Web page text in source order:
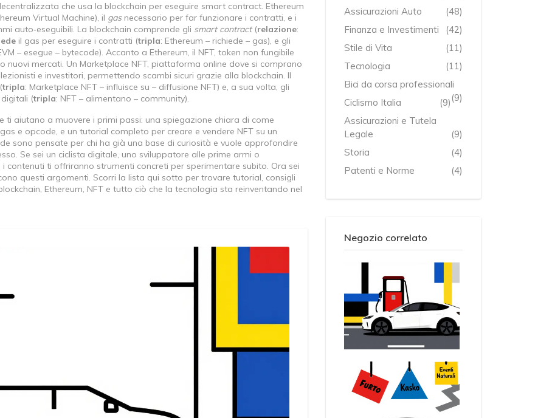
che usa la blockchain per eseguire smart contract. Ethereum
Virtual Machine), il gasnecessario per far funzionare i contratti, e i
auto‑eseguibili. La blockchain comprende gli smart contract(relazione:
il gas per eseguire i contratti (tripla: Ethereum – richiede – gas), e gli
– esegue – bytecode). Accanto a Ethereum, il NFT, token non fungibile
nuovi mercati. Un Marketplace NFT, piattaforma online dove si comprano
e investitori, permettendo scambi sicuri grazie alla blockchain. Il
tripla: Marketplace NFT – influisce su – diffusione NFT) e, a sua volta, gli
(tripla: NFT – alimentano – community).
ti aiutano a muovere i primi passi: una spiegazione chiara di come
e opcode, e un tutorial completo per creare e vendere NFT su un
sono pensate per chi ha già una base di curiosità e vuole approfondire
Se sei un ciclista digitale, uno sviluppatore alle prime armi o
contenuti ti offriranno strumenti concreti per sperimentare subito. Ora sei
questi argomenti. Scorri la lista qui sotto per trovare tutorial, consigli
Ethereum, NFT e tutto ciò che la tecnologia sta reinventando nel
Assicurazioni Auto
(48)
Finanza e Investimenti
(42)
Stile di Vita
(11)
Tecnologia
(11)
Bici da corsa professionali
(9)
Ciclismo Italia
(9)
Assicurazioni e Tutela
Legale
(9)
Storia
(4)
Patenti e Norme
(4)
Negozio correlato